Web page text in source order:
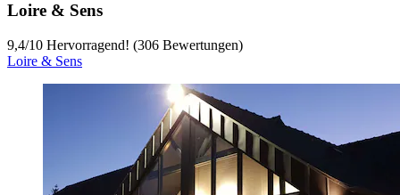
Loire & Sens
9,4/10 Hervorragend! (306 Bewertungen)
Loire & Sens